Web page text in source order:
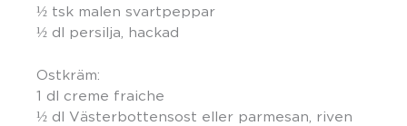
½ tsk malen svartpeppar
½ dl persilja, hackad
Ostkräm:
1 dl creme fraiche
½ dl Västerbottensost eller parmesan, riven